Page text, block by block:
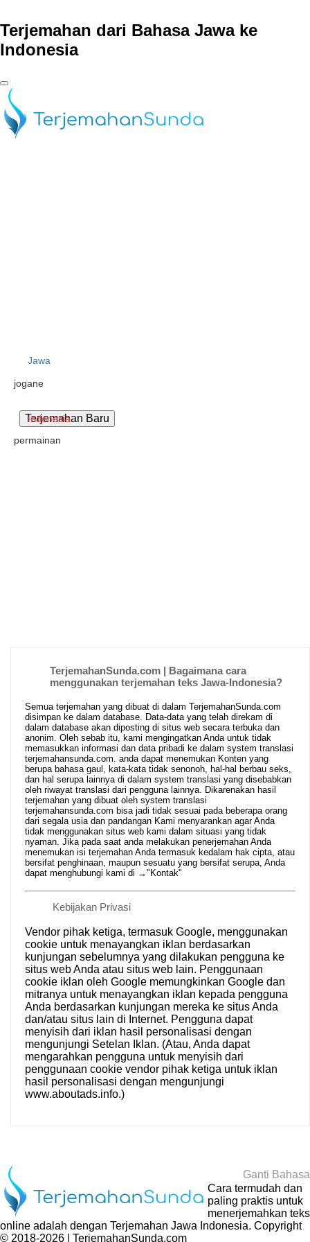
Terjemahan dari Bahasa Jawa ke
Indonesia
Jawa
jogane
Indonesia
permainan
TerjemahanSunda.com | Bagaimana cara
menggunakan terjemahan teks Jawa-Indonesia?
Semua terjemahan yang dibuat di dalam TerjemahanSunda.com
disimpan ke dalam database. Data-data yang telah direkam di
dalam database akan diposting di situs web secara terbuka dan
anonim. Oleh sebab itu, kami mengingatkan Anda untuk tidak
memasukkan informasi dan data pribadi ke dalam system translasi
terjemahansunda.com. anda dapat menemukan Konten yang
berupa bahasa gaul, kata-kata tidak senonoh, hal-hal berbau seks,
dan hal serupa lainnya di dalam system translasi yang disebabkan
oleh riwayat translasi dari pengguna lainnya. Dikarenakan hasil
terjemahan yang dibuat oleh system translasi
terjemahansunda.com bisa jadi tidak sesuai pada beberapa orang
dari segala usia dan pandangan Kami menyarankan agar Anda
tidak menggunakan situs web kami dalam situasi yang tidak
nyaman. Jika pada saat anda melakukan penerjemahan Anda
menemukan isi terjemahan Anda termasuk kedalam hak cipta, atau
bersifat penghinaan, maupun sesuatu yang bersifat serupa, Anda
dapat menghubungi kami di →"Kontak"
Kebijakan Privasi
Vendor pihak ketiga, termasuk Google, menggunakan
cookie untuk menayangkan iklan berdasarkan
kunjungan sebelumnya yang dilakukan pengguna ke
situs web Anda atau situs web lain. Penggunaan
cookie iklan oleh Google memungkinkan Google dan
mitranya untuk menayangkan iklan kepada pengguna
Anda berdasarkan kunjungan mereka ke situs Anda
dan/atau situs lain di Internet. Pengguna dapat
menyisih dari iklan hasil personalisasi dengan
mengunjungi Setelan Iklan. (Atau, Anda dapat
mengarahkan pengguna untuk menyisih dari
penggunaan cookie vendor pihak ketiga untuk iklan
hasil personalisasi dengan mengunjungi
www.aboutads.info.)
Ganti Bahasa
Cara termudah dan
paling praktis untuk
menerjemahkan teks
online adalah dengan Terjemahan Jawa Indonesia. Copyright
© 2018-2026 | TerjemahanSunda.com